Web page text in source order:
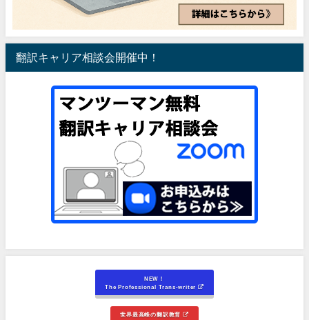
翻訳キャリア相談会開催中！
NEW！
The Professional Trans-writer
世界最高峰の翻訳教育